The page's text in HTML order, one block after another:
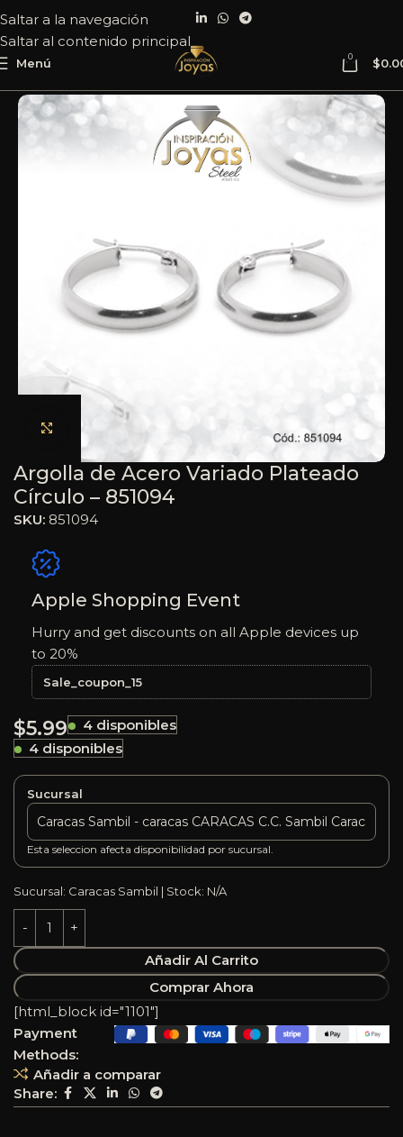
Saltar a la navegación
Saltar al contenido principal
Menú 0 $
Haga clic para ampliar
Argolla de Acero Variado Plateado
Círculo – 851094
SKU: 851094
Apple Shopping Event
Hurry and get discounts on all Apple devices up
to 20%
Sale_coupon_15
$5.99
4 disponibles
4 disponibles
Sucursal
Esta seleccion afecta disponibilidad por sucursal.
Sucursal: Caracas Sambil | Stock: N/A
Añadir Al Carrito
Comprar Ahora
Añadir a comparar
Share:
[html_block id="1101"]
Payment
Methods: